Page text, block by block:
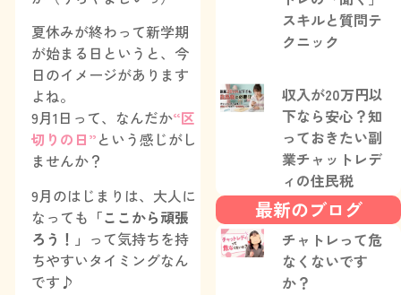
夏休みが終わって新学期
が始まる日というと、今
日のイメージがあります
よね。
9月1日って、なんだか“区
切りの日”という感じがし
ませんか？
9月のはじまりは、大人に
なっても 「ここから頑張
ろう！」 って気持ちを持
ちやすいタイミングなん
です♪
スキルと質問テ
クニック
収入が20万円以
下なら安心？知
っておきたい副
業チャットレデ
ィの住民税
最新のブログ
チャトレって危
なくないです
か？